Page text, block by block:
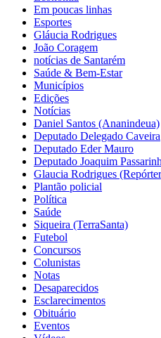
Em poucas linhas
Esportes
Gláucia Rodrigues
João Coragem
notícias de Santarém
Saúde & Bem-Estar
Municípios
Edições
Notícias
Daniel Santos (Ananindeua)
Deputado Delegado Caveira
Deputado Eder Mauro
Deputado Joaquim
Glaucia Rodrigues
Plantão policial
Política
Saúde
Siqueira (TerraSanta)
Futebol
Concursos
Colunistas
Notas
Desaparecidos
Esclarecimentos
Obituário
Eventos